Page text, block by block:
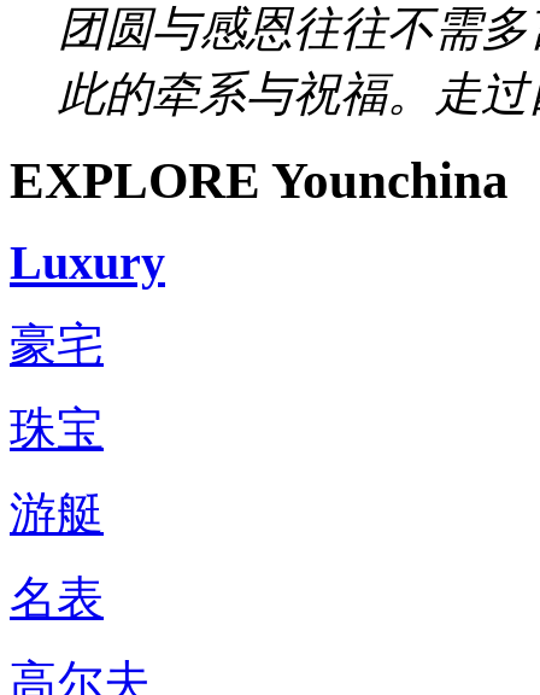
团圆与感恩往往不需
此的牵系与祝福。走
EXPLORE Younchina
Luxury
豪宅
珠宝
游艇
名表
高尔夫